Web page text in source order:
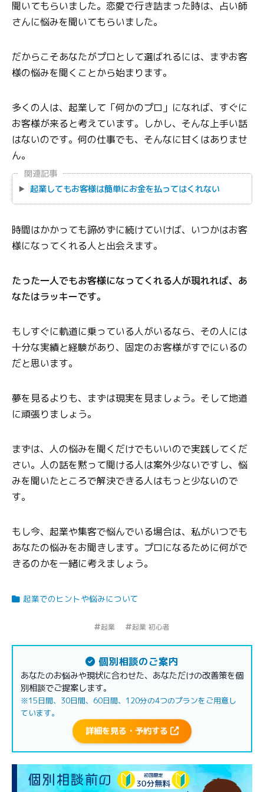
聞いてもらいました。恋愛で行き詰まった時は、占い師
さんに悩みを聞いてもらいました。
だからこそあなたがプロとして選ばれるには、まずお客
様の悩みを聞くことから始まります。
多くの人は、起業して「何かのプロ」になれば、すぐに
お客様が来ると考えています。しかし、そんな上手い話
はないのです。何の仕事でも、そんなに甘くはありませ
ん。
関連記事
起業してもお客様は簡単にお金を払ってはくれない
時間はかかっても諦めずに続けていけば、いつかはお客
様になってくれる人と出会えます。
たった一人でもお客様になってくれる人が現れれば、あ
なたはラッキーです。
もしすぐに軌道に乗っている人がいるなら、その人には
十分な実績と経験があり、固定のお客様がすでにいるの
だと思います。
夢を見るよりも、まずは現実を見ましょう。そして地道
に頑張りましょう。
まずは、人の悩みを聞くだけでもいいので実践してくだ
さい。人の話を黙って聞ける人は案外少ないですし、悩
みを聞いたところで解決できる人はもっと少ないので
す。
もし今、起業や集客で悩んでいる場合は、私がいつでも
あなたの悩みをお聞きします。プロになるために何がで
きるのかを一緒に考えましょう。
起業でのヒントや悩みについて
起業 起業 初心者
個別相談のご案内
あなたのお悩みや現状に合わせた、あなただけの改善策を個
別相談でご提案します。
※15日間、30日間、60日間、120分の4つのプランをご用意し
ています。
詳細を見る・予約する